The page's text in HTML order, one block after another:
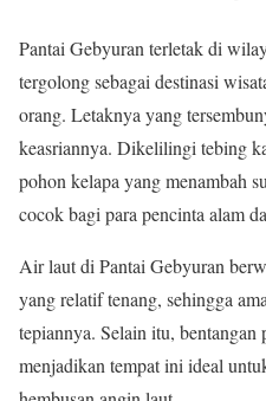
Pantai Gebyuran terletak di
tergolong sebagai destinasi
orang. Letaknya yang
keasriannya. Dikelilingi tebing
pohon kelapa yang menambah
cocok bagi para pencinta alam
Air laut di Pantai Gebyuran
yang relatif tenang, sehingga
tepiannya. Selain itu, bentangan
menjadikan tempat ini ideal